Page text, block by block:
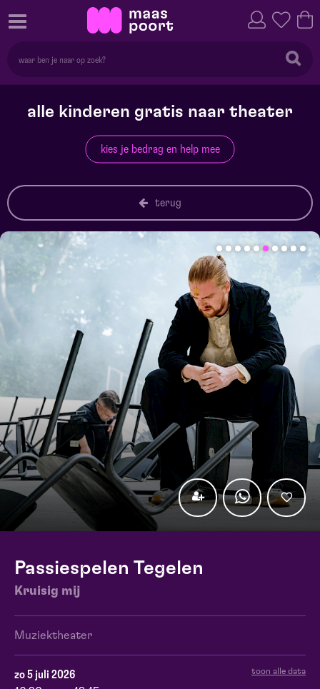
alle kinderen gratis naar theater
kies je bedrag en help mee
terug
Passiespelen Tegelen
Kruisig mij
Muziektheater
zo 5 juli 2026 toon alle data